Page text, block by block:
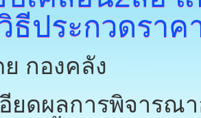
ธีประกวดราค
กองคลัง
อียดผลการพิจาร